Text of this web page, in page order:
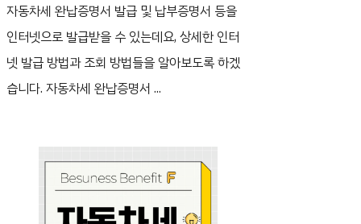
자동차세 완납증명서 발급 및 납부증명서 등을
인터넷으로 발급받을 수 있는데요, 상세한 인터
넷 발급 방법과 조회 방법들을 알아보도록 하겠
습니다. 자동차세 완납증명서 ...